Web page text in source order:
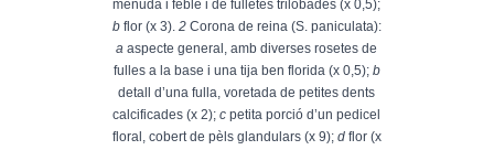
menuda i feble i de fulletes trilobades (x 0,5);
bflor (x 3). 2Corona de reina (S. paniculata):
a aspecte general, amb diverses rosetes de
fulles a la base i una tija ben florida (x 0,5); b
detall d’una fulla, voretada de petites dents
calcificades (x 2);c petita porció d’un pedicel
floral, cobert de pèls glandulars (x 9); dflor (x